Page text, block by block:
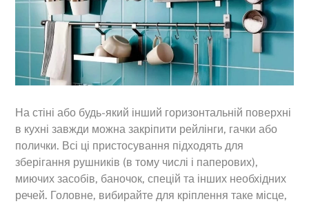
На стіні або будь-який інший горизонтальній поверхні
в кухні завжди можна закріпити рейлінги, гачки або
полички. Всі ці пристосування підходять для
зберігання рушників (в тому числі і паперових),
миючих засобів, баночок, спецій та інших необхідних
речей. Головне, вибирайте для кріплення таке місце,